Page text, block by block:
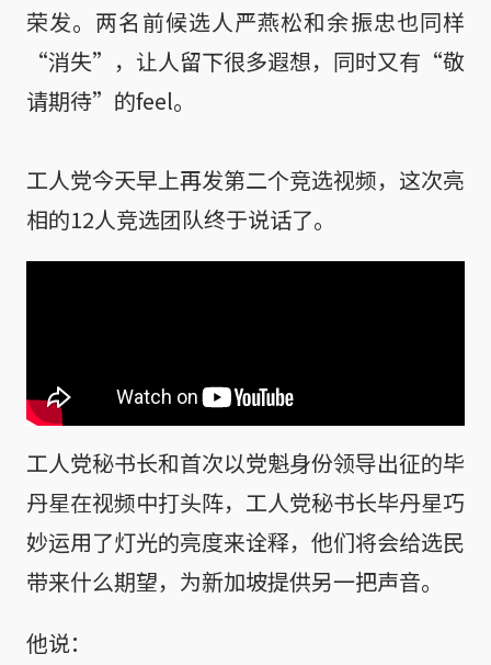
荣发。两名前候选人严燕松和余振忠也同样
“消失”，让人留下很多遐想，同时又有“敬
请期待”的feel。
工人党今天早上再发第二个竞选视频，这次亮
相的12人竞选团队终于说话了。
工人党秘书长和首次以党魁身份领导出征的毕
丹星在视频中打头阵，工人党秘书长毕丹星巧
妙运用了灯光的亮度来诠释，他们将会给选民
带来什么期望，为新加坡提供另一把声音。
他说：